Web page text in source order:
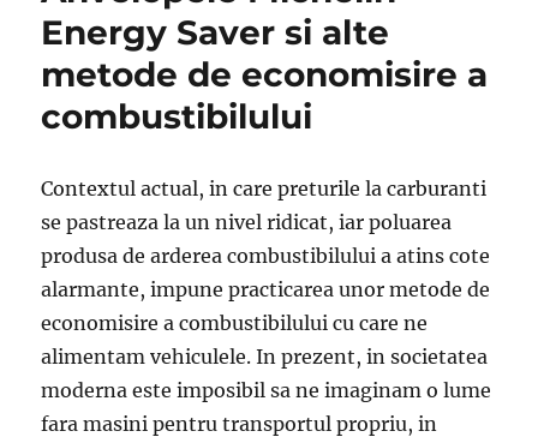
pentru
mașina
Energy Saver si alte
metode de economisire a
combustibilului
Contextul actual, in care preturile la carburanti
se pastreaza la un nivel ridicat, iar poluarea
produsa de arderea combustibilului a atins cote
alarmante, impune practicarea unor metode de
economisire a combustibilului cu care ne
alimentam vehiculele. In prezent, in societatea
moderna este imposibil sa ne imaginam o lume
fara masini pentru transportul propriu, in